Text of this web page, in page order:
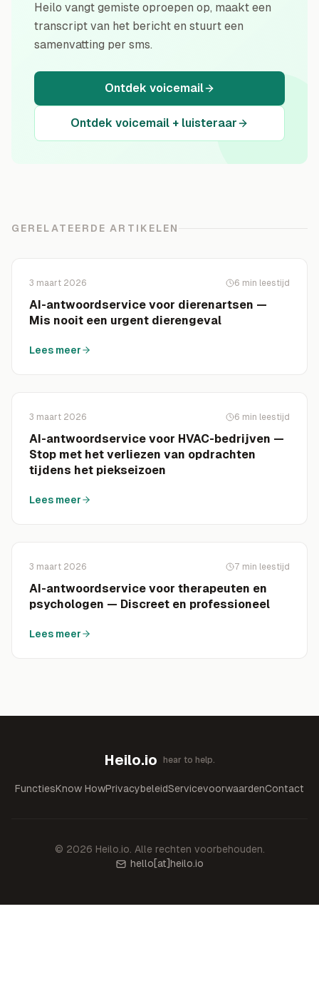
Heilo vangt gemiste oproepen op, maakt een
transcript van het bericht en stuurt een
samenvatting per sms.
Ontdek voicemail
Ontdek voicemail + luisteraar
GERELATEERDE ARTIKELEN
3 maart 2026 6 min leestijd
AI-antwoordservice voor dierenartsen —
Mis nooit een urgent dierengeval
Lees meer
3 maart 2026 6 min leestijd
AI-antwoordservice voor HVAC-bedrijven —
Stop met het verliezen van opdrachten
tijdens het piekseizoen
Lees meer
3 maart 2026 7 min leestijd
AI-antwoordservice voor therapeuten en
psychologen — Discreet en professioneel
Lees meer
Heilo.io hear to help.
FunctiesKnow HowPrivacybeleidServicevoorwaardenContact
© 2026 Heilo.io. Alle rechten voorbehouden.
hello[at]heilo.io